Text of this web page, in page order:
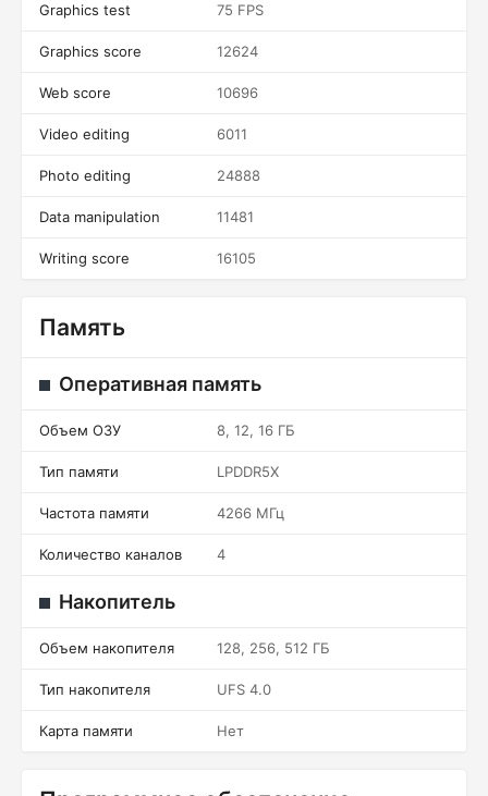
Graphics test 75 FPS
Graphics score 12624
Web score 10696
Video editing 6011
Photo editing 24888
Data manipulation 11481
Writing score 16105
Память
Оперативная память
Объем ОЗУ 8, 12, 16 ГБ
Тип памяти LPDDR5X
Частота памяти 4266 МГц
Количество каналов 4
Накопитель
Объем накопителя 128, 256, 512 ГБ
Тип накопителя UFS 4.0
Карта памяти Нет